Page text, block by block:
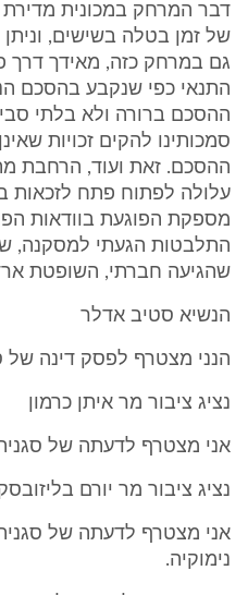
דבר המרחק במכונית
של זמן בטלה בשישים,
גם במרחק כזה, מאידך דרך
התנאי כפי שנקבע בהסכם
ההסכם ברורה ולא בלתי
סמכותינו להקים זכויות
ההסכם. זאת ועוד, הרחבת
עלולה לפתוח פתח לזכאות
מספקת הפוגעת בוודאות
התלבטות הגעתי למסקנה,
שהגיעה חברתי, השופטת
הנשיא סטיב אדלר
הנני מצטרף לפסק דינה של
נציג ציבור מר איתן כרמון
אני מצטרף לדעתה של
נציג ציבור מר יורם
אני מצטרף לדעתה של
נימוקיה.